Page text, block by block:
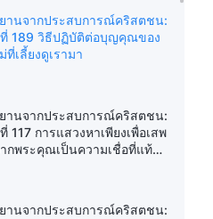
านจากประสบการณ์คริสตชน:
189 วิธีปฏิบัติต่อบุญคุณของ
ที่เลี้ยงดูเรามา
านจากประสบการณ์คริสตชน:
117 การแสวงหาเพียงเพื่อเสพ
กพระคุณเป็นความเชื่อที่แท้
านจากประสบการณ์คริสตชน: